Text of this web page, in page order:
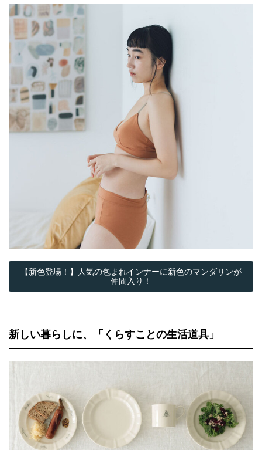
【新色登場！】人気の包まれインナーに新色のマンダリンが
仲間入り！
新しい暮らしに、「くらすことの生活道具」